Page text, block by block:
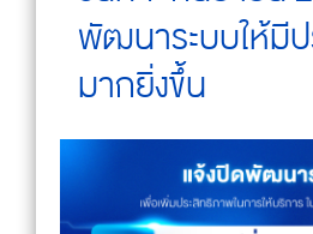
พัฒนาระบบให้มี
มากยิ่งขึ้น